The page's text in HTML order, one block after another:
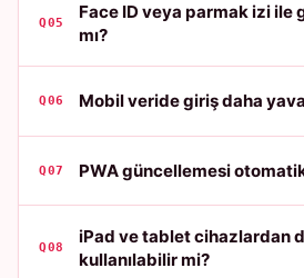
Q05
Face ID veya parmak izi ile
mı?
Q06 Mobil veride giriş daha
Q07 PWA güncellemesi
Q08
iPad ve tablet cihazlardan
kullanılabilir mi?